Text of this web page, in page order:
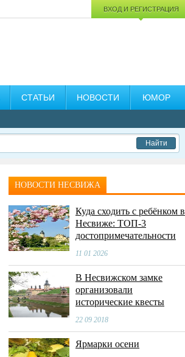
ВХОД И РЕГИСТРАЦИЯ
СТАТЬИ НОВОСТИ ЮМОР
Найти
НОВОСТИ НЕСВИЖА
Куда сходить с ребёнком в
Несвиже: ТОП-3
достопримечательности
11 01 2026
В Несвижском замке
организовали
исторические квесты
22 09 2018
Ярмарки осени